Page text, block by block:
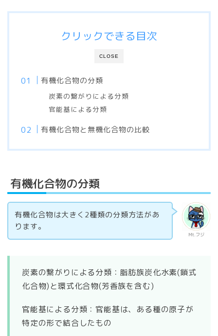
CLOSE
クリックできる目次
有機化合物の分類
炭素の繋がりによる分類
官能基による分類
有機化合物と無機化合物の比較
有機化合物の分類
Mt.フジ
有機化合物は大きく2種類の分類方法があ
ります。
炭素の繋がりによる分類：脂肪族炭化水素(鎖式
化合物)と環式化合物(芳香族を含む)
官能基による分類：官能基は、ある種の原子が
特定の形で結合したもの